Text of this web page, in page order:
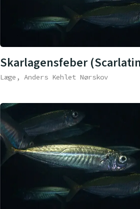
Skarlagensfeber
Læge, Anders Kehlet Nørskov